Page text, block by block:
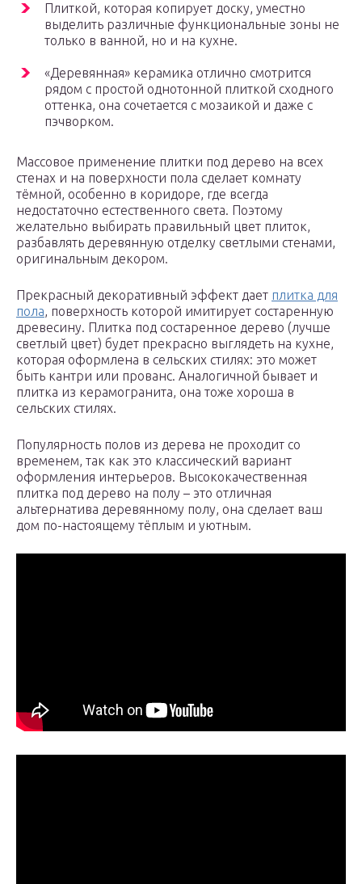
Плиткой, которая копирует доску, уместно
выделить различные функциональные зоны не
только в ванной, но и на кухне.
«Деревянная» керамика отлично смотрится
рядом с простой однотонной плиткой сходного
оттенка, она сочетается с мозаикой и даже с
пэчворком.
Массовое применение плитки под дерево на всех
стенах и на поверхности пола сделает комнату
тёмной, особенно в коридоре, где всегда
недостаточно естественного света. Поэтому
желательно выбирать правильный цвет плиток,
разбавлять деревянную отделку светлыми стенами,
оригинальным декором.
Прекрасный декоративный эффект дает плитка для
пола, поверхность которой имитирует состаренную
древесину. Плитка под состаренное дерево (лучше
светлый цвет) будет прекрасно выглядеть на кухне,
которая оформлена в сельских стилях: это может
быть кантри или прованс. Аналогичной бывает и
плитка из керамогранита, она тоже хороша в
сельских стилях.
Популярность полов из дерева не проходит со
временем, так как это классический вариант
оформления интерьеров. Высококачественная
плитка под дерево на полу – это отличная
альтернатива деревянному полу, она сделает ваш
дом по-настоящему тёплым и уютным.